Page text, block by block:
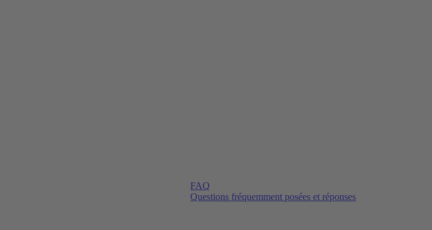
FAQ
Questions fréquemment posées et réponses